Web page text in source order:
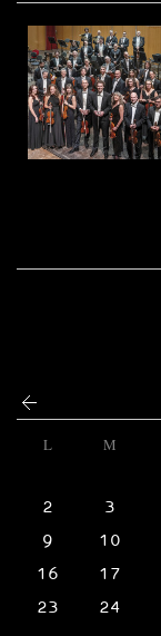
L M
2
3
9
10
16
17
23
24